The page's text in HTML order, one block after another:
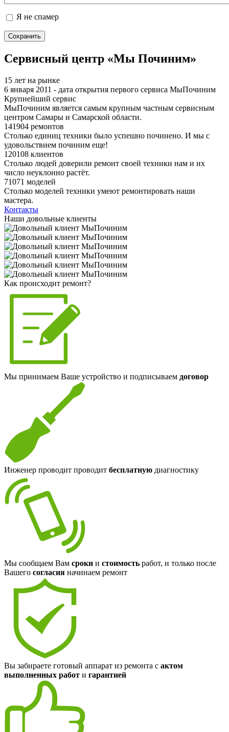
Я не спамер
Я спамер
Сервисный центр «Мы Починим»
15 лет на рынке
6 января 2011 - дата открытия первого сервиса МыПочиним
Крупнейший сервис
МыПочиним является самым крупным частным сервисным
центром Самары и Самарской области.
141904 ремонтов
Столько единиц техники было успешно починено. И мы с
удовольствием починим еще!
120108 клиентов
Столько людей доверили ремонт своей техники нам и их
число неуклонно растёт.
71071 моделей
Столько моделей техники умеют ремонтировать наши
мастера.
Контакты
Наши довольные клиенты
Как происходит ремонт?
Мы принимаем Ваше устройство и подписываем договор
Инженер проводит проводит бесплатную диагностику
Мы сообщаем Вам сроки и стоимость работ, и только после
Вашего согласия начинаем ремонт
Вы забираете готовый аппарат из ремонта с актом
выполненных работ и гарантией